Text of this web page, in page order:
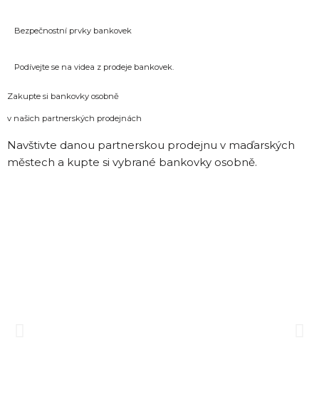
Bezpečnostní prvky bankovek
Podívejte se na videa z prodeje bankovek.
Zakupte si bankovky osobně
v našich partnerských prodejnách
Navštivte danou partnerskou prodejnu v maďarských
městech a kupte si vybrané bankovky osobně.